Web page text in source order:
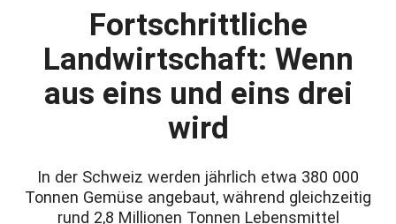
Fortschrittliche
Landwirtschaft: Wenn
aus eins und eins drei
wird
In der Schweiz werden jährlich etwa 380 000
Tonnen Gemüse angebaut, während gleichzeitig
rund 2,8 Millionen Tonnen Lebensmittel